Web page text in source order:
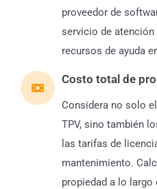
proveedor de
servicio de
recursos de ayuda
Costo total de
Considera no solo
TPV, sino también
las tarifas de
mantenimiento.
propiedad a lo largo